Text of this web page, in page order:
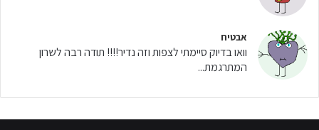
אבטיח
וואו בדיוק סיימתי לצפות וזה נדיר!!!! תודה רבה לשרון
המתרגמת...